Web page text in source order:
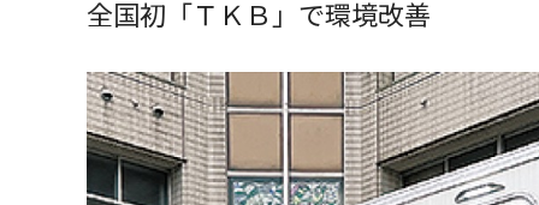
全国初「ＴＫＢ」で環境改善